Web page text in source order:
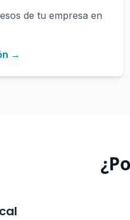
de tu empresa en
→